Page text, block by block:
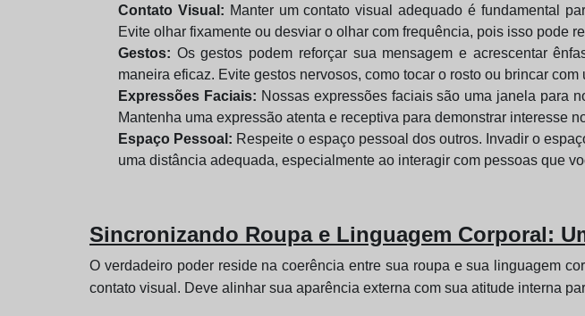
Contato Visual: Manter um contato visual adequado é fundamental
Evite olhar fixamente ou desviar o olhar com frequência, pois isso pode
Gestos: Os gestos podem reforçar sua mensagem e acrescentar
maneira eficaz. Evite gestos nervosos, como tocar o rosto ou brincar
Expressões Faciais: Nossas expressões faciais são uma janela para
Mantenha uma expressão atenta e receptiva para demonstrar interesse
Espaço Pessoal: Respeite o espaço pessoal dos outros. Invadir o
uma distância adequada, especialmente ao interagir com pessoas que
Sincronizando Roupa e Linguagem Corporal:
O verdadeiro poder reside na coerência entre sua roupa e sua linguagem
contato visual. Deve alinhar sua aparência externa com sua atitude interna